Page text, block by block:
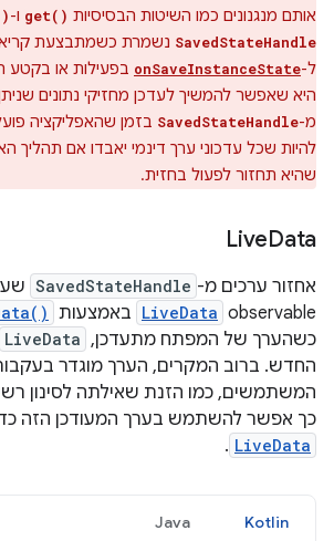
אותם מנגנונים כמו השיטות הבסיסיות get() ו-
SavedStateHandle נשמרת כשמתבצעת
ל-onSaveInstanceState בפעילות או בקטע
היא שאפשר להמשיך לעדכן מחזיקי נתונים
מ-SavedStateHandle בזמן שהאפליקציה
להיות שכל עדכוני ערך דינמי יאבדו אם תהליך
שהיא תחזור לפעול בחזית.
LiveData
אחזור ערכים מ- SavedStateHandle
observable‏
LiveData באמצעות
כשהערך של המפתח מתעדכן, LiveData
החדש. ברוב המקרים, הערך מוגדר
המשתמשים, כמו הזנת שאילתה לסינון
כך אפשר להשתמש בערך המעודכן הזה
LiveData
.
Kotlin
Java